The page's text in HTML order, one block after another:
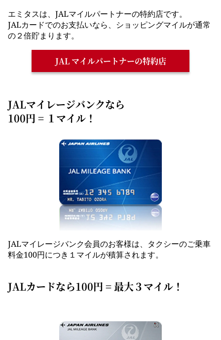
エミタスは、JALマイルパートナーの特約店です。
JALカードでのお支払いなら、ショッピングマイルが通常
の２倍貯まります。
JAL マイルパートナーの特約店
JALマイレージバンクなら
100円 = １マイル！
JALマイレージバンク会員のお客様は、タクシーのご乗車
料金100円につき１マイルが積算されます。
JALカードなら100円 = 最大３マイル！